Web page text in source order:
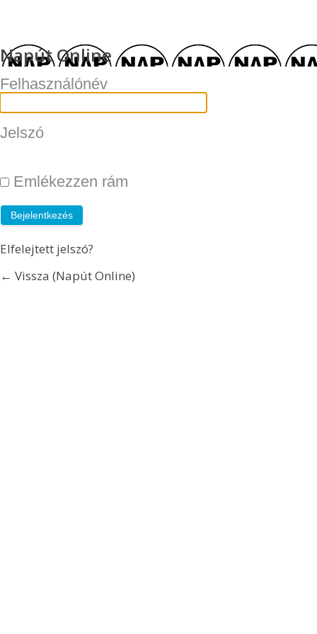
Napút Online
Felhasználónév
Jelszó
Emlékezzen rám
Elfelejtett jelszó?
← Vissza (Napút Online)